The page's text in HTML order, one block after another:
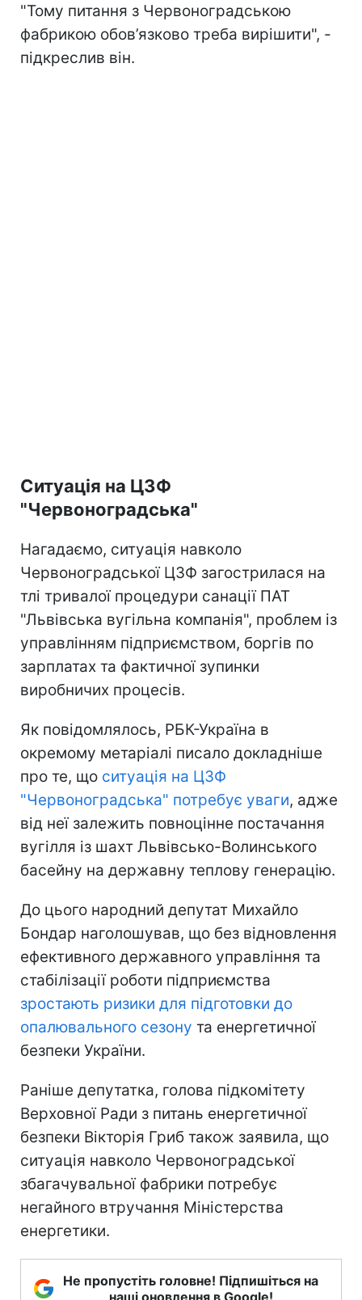
"Тому питання з Червоноградською
фабрикою обов’язково треба вирішити", -
підкреслив він.
Ситуація на ЦЗФ
"Червоноградська"
Нагадаємо, ситуація навколо
Червоноградської ЦЗФ загострилася на
тлі тривалої процедури санації ПАТ
"Львівська вугільна компанія", проблем із
управлінням підприємством, боргів по
зарплатах та фактичної зупинки
виробничих процесів.
Як повідомлялось, РБК-Україна в
окремому метаріалі писало докладніше
про те, що ситуація на ЦЗФ
"Червоноградська" потребує уваги, адже
від неї залежить повноцінне постачання
вугілля із шахт Львівсько-Волинського
басейну на державну теплову генерацію.
До цього народний депутат Михайло
Бондар наголошував, що без відновлення
ефективного державного управління та
стабілізації роботи підприємства
зростають ризики для підготовки до
опалювального сезону та енергетичної
безпеки України.
Раніше депутатка, голова підкомітету
Верховної Ради з питань енергетичної
безпеки Вікторія Гриб також заявила, що
ситуація навколо Червоноградської
збагачувальної фабрики потребує
негайного втручання Міністерства
енергетики.
Не пропустіть головне! Підпишіться на
наші оновлення в Google!